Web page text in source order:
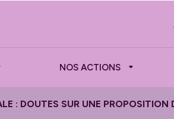
NOS ACTIONS
: DOUTES SUR UNE PROPOSITION